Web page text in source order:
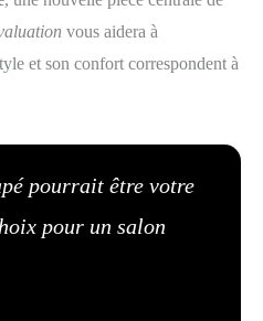
vous aidera à
et son confort correspondent à
pourrait être votre
pour un salon